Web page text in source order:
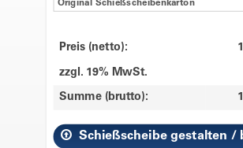
Preis (netto):
zzgl. 19% MwSt.
Summe (brutto):
Schießscheibe gestalten /